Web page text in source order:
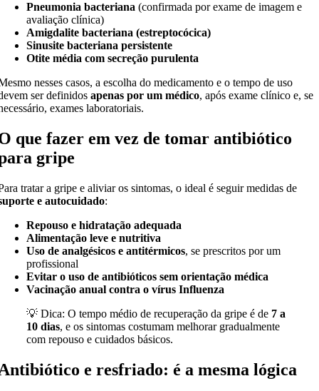
Pneumonia bacteriana (confirmada por exame de imagem e
avaliação clínica)
Amigdalite bacteriana (estreptocócica)
Sinusite bacteriana persistente
Otite média com secreção purulenta
nesses casos, a escolha do medicamento e o tempo de uso
ser definidosapenas por um médico, após exame clínico e, se
exames laboratoriais.
que fazer em vez de tomar antibiótico
gripe
tratar a gripe e aliviar os sintomas, o ideal é seguir medidas de
e autocuidado:
Repouso e hidratação adequada
Alimentação leve e nutritiva
Uso de analgésicos e antitérmicos, se prescritos por um
profissional
Evitar o uso de antibióticos sem orientação médica
Vacinação anual contra o vírus Influenza
💡 Dica: O tempo médio de recuperação da gripe é de 7 a
10 dias, e os sintomas costumam melhorar gradualmente
com repouso e cuidados básicos.
e resfriado: é a mesma lógica